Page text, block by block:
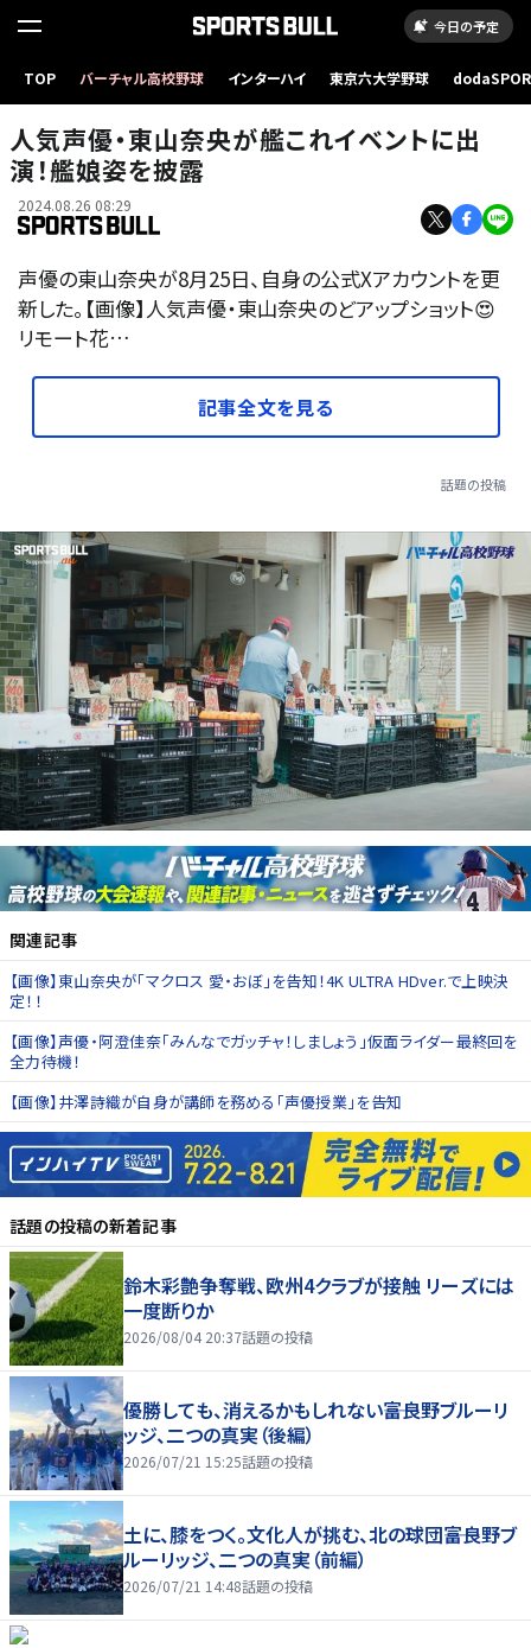
今日の予定
TOP バーチャル高校野球 インターハイ 東京六大学野球
人気声優・東山奈央が艦これイベントに出
演！艦娘姿を披露
2024.08.26 08:29
声優の東山奈央が8月25日、自身の公式Xアカウントを更
新した。【画像】人気声優・東山奈央のどアップショット😍
リモート花…
記事全文を見る
話題の投稿
関連記事
【画像】東山奈央が「マクロス 愛・おぼ」を告知！4K ULTRA HDver.で上映決
定！！
【画像】声優・阿澄佳奈「みんなでガッチャ！しましょう」仮面ライダー最終回を
全力待機！
【画像】井澤詩織が自身が講師を務める「声優授業」を告知
話題の投稿の新着記事
鈴木彩艶争奪戦、欧州4クラブが接触 リーズには
一度断りか
2026/08/04 20:37話題の投稿
優勝しても、消えるかもしれない――富良野ブルーリ
ッジ、二つの真実（後編）
2026/07/21 15:25話題の投稿
土に、膝をつく。文化人が挑む、北の球団――富良野ブ
ルーリッジ、二つの真実（前編）
2026/07/21 14:48話題の投稿